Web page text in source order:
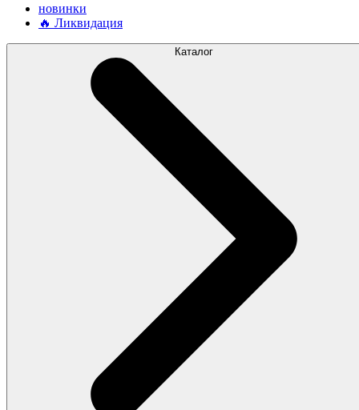
новинки
🔥 Ликвидация
Каталог